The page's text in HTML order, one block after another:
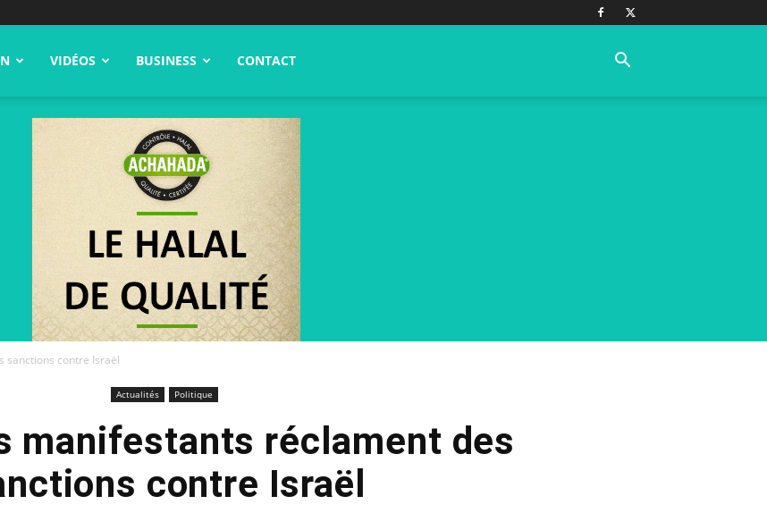
VIDÉOS BUSINESS CONTACT
sanctions contre Israël
Actualités Politique
manifestants réclament des
contre Israël